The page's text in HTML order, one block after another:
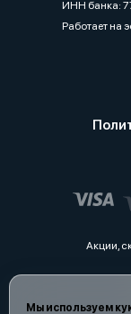
Мы используем
ИНН банка:
Работает на
Акции,